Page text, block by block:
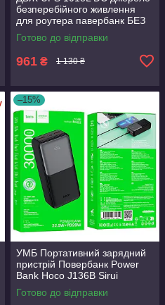
безперебійного живлення
для роутера павербанк БЕЗ
АКУМУЛЯТОРІВ 18650
Готово до відправки
961 ₴ 1 130 ₴
–15%
УМБ Портативний зарядний
пристрій Повербанк Power
Bank Hoco J136B Sirui
30000mAh 2USB/1Type-
C/Lightning 22.5W/3A PD/QC
Готово до відправки